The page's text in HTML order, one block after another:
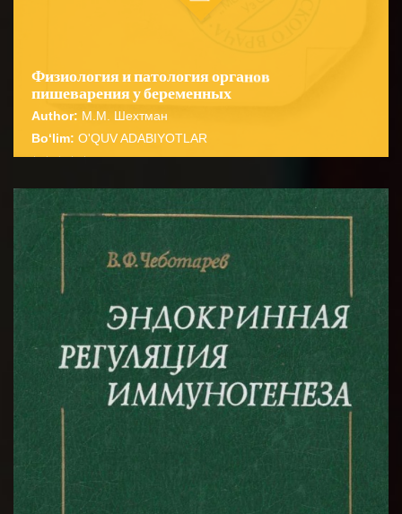
Физиология и патология органов
пишеварения у беременных
Author: М.М. Шехтман
Bo‘lim: O'QUV ADABIYOTLAR
☆
☆
☆
☆
☆
В книге представлены материалы о деятельности
различных отделов пищеварительного тракта при
физиологической беременности...
BATAFSIL...